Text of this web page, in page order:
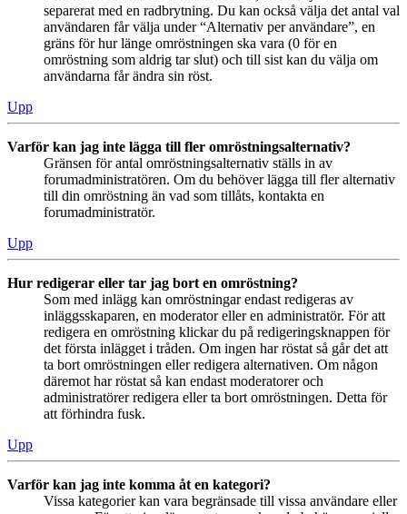
separerat med en radbrytning. Du kan också välja det antal val
användaren får välja under “Alternativ per användare”, en
gräns för hur länge omröstningen ska vara (0 för en
omröstning som aldrig tar slut) och till sist kan du välja om
användarna får ändra sin röst.
Upp
Varför kan jag inte lägga till fler omröstningsalternativ?
Gränsen för antal omröstningsalternativ ställs in av
forumadministratören. Om du behöver lägga till fler alternativ
till din omröstning än vad som tillåts, kontakta en
forumadministratör.
Upp
Hur redigerar eller tar jag bort en omröstning?
Som med inlägg kan omröstningar endast redigeras av
inläggsskaparen, en moderator eller en administratör. För att
redigera en omröstning klickar du på redigeringsknappen för
det första inlägget i tråden. Om ingen har röstat så går det att
ta bort omröstningen eller redigera alternativen. Om någon
däremot har röstat så kan endast moderatorer och
administratörer redigera eller ta bort omröstningen. Detta för
att förhindra fusk.
Upp
Varför kan jag inte komma åt en kategori?
Vissa kategorier kan vara begränsade till vissa användare eller